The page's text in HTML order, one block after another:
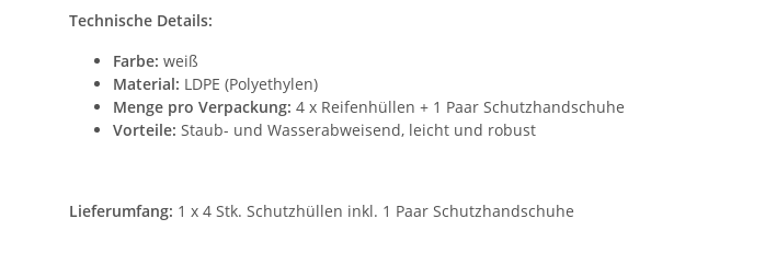
Technische Details:
Farbe: weiß
Material: LDPE (Polyethylen)
Menge pro Verpackung: 4 x Reifenhüllen + 1 Paar Schutzhandschuhe
Vorteile: Staub- und Wasserabweisend, leicht und robust
Lieferumfang: 1 x 4 Stk. Schutzhüllen inkl. 1 Paar Schutzhandschuhe